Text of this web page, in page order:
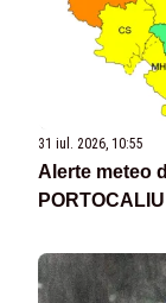
31 iul. 2026, 10:55
Alerte meteo
PORTOCALIU